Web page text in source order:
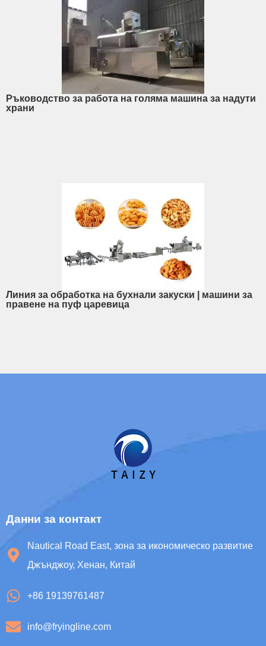
Ръководство за работа на голяма машина за надути
храни
Линия за обработка на бухнали закуски | машини за
правене на пуф царевица
Данни за контакт
Nautical Road East, зона за икономическо развитие
Джънджоу, Хенан, Китай
+86 19139761487
info@fryingline.com